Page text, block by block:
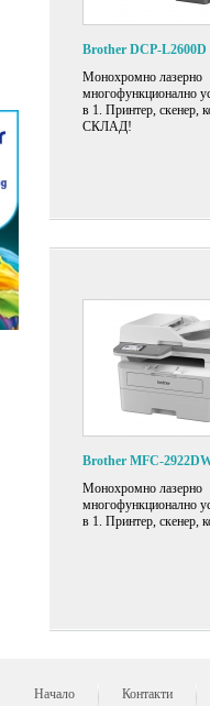
Brother DCP-L2600D
Монохромно лазерно
многофункционално
в 1. Принтер, скенер,
СКЛАД!
Brother MFC-
Монохромно лазерно
многофункционално
в 1. Принтер, скенер,
Начало Контакти